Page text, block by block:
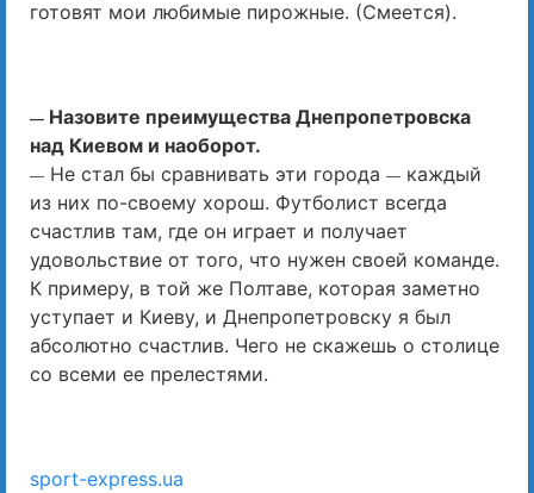
готовят мои любимые пирожные. (Смеется).
— Назовите преимущества Днепропетровска
над Киевом и наоборот.
— Не стал бы сравнивать эти города — каждый
из них по-своему хорош. Футболист всегда
счастлив там, где он играет и получает
удовольствие от того, что нужен своей команде.
К примеру, в той же Полтаве, которая заметно
уступает и Киеву, и Днепропетровску я был
абсолютно счастлив. Чего не скажешь о столице
со всеми ее прелестями.
sport-express.ua